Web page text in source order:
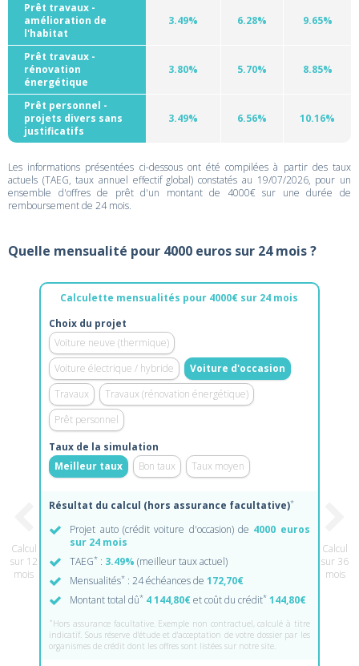
Prêt travaux -
amélioration de
l'habitat
3.49% 6.28% 9.65%
Prêt travaux -
rénovation
énergétique
3.80% 5.70% 8.85%
Prêt personnel -
projets divers sans
justificatifs
3.49% 6.56% 10.16%
Les informations présentées ci-dessous ont été compilées à partir des taux
actuels (TAEG, taux annuel effectif global) constatés au 19/07/2026, pour un
ensemble d'offres de prêt d'un montant de 4000€ sur une durée de
remboursement de 24 mois.
Quelle mensualité pour 4000 euros sur 24 mois ?
Calcul
sur 12
mois
Calculette mensualités pour 4000€ sur 24 mois
Choix du projet
Voiture neuve (thermique)
Voiture électrique / hybride
Voiture d'occasion
Travaux
Travaux (rénovation énergétique)
Prêt personnel
Taux de la simulation
Meilleur taux
Bon taux Taux moyen
Résultat du calcul (hors assurance facultative)*
Projet auto (crédit voiture d'occasion) de 4000 euros
sur 24 mois
TAEG* : 3.49% (meilleur taux actuel)
Mensualités* : 24 échéances de172,70€
Montant total dû* 4 144,80€et coût du crédit* 144,80€
* Hors assurance facultative. Exemple non contractuel, calculé à titre
indicatif. Sous réserve d'étude et d'acceptation de votre dossier par les
organismes de crédit dont les offres sont listées sur notre site.
Calcul
sur 36
mois